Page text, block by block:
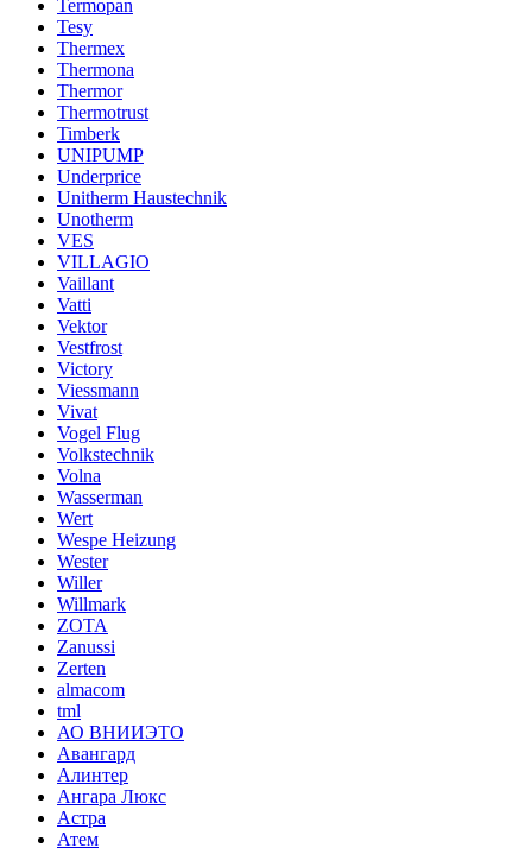
Termopan
Tesy
Thermex
Thermona
Thermor
Thermotrust
Timberk
UNIPUMP
Underprice
Unitherm Haustechnik
Unotherm
VES
VILLAGIO
Vaillant
Vatti
Vektor
Vestfrost
Victory
Viessmann
Vivat
Vogel Flug
Volkstechnik
Volna
Wasserman
Wert
Wespe Heizung
Wester
Willer
Willmark
ZOTA
Zanussi
Zerten
almacom
tml
АО ВНИИЭТО
Авангард
Алинтер
Ангара Люкс
Астра
Атем